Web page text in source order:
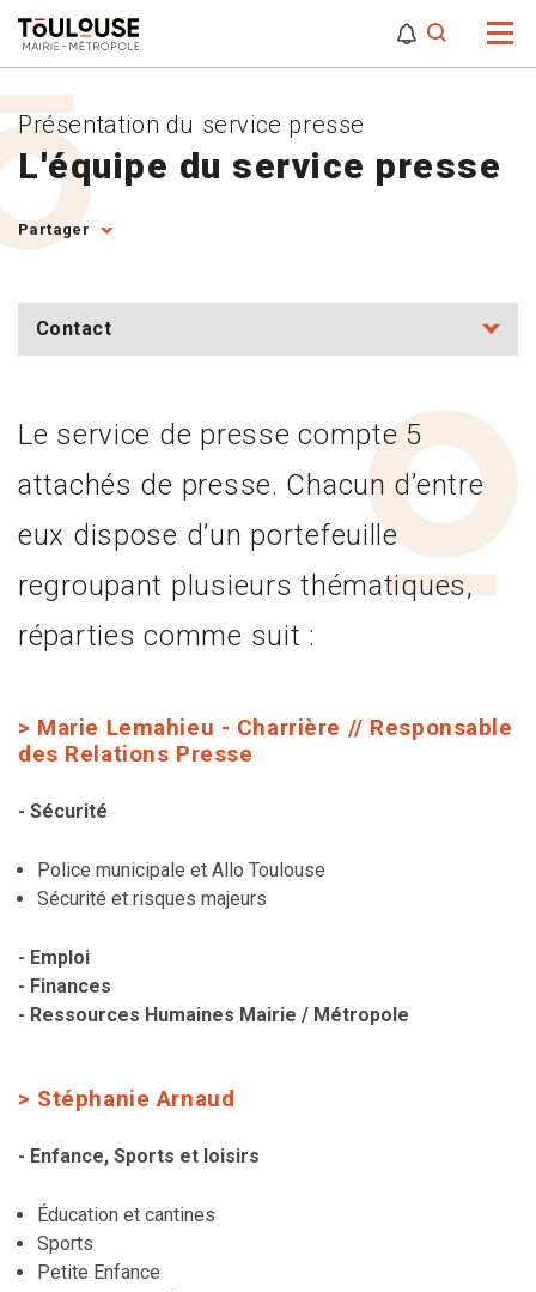
L'équipe du service presse
Présentation du service presse
Partager
Contact
Le service de presse compte 5
attachés de presse. Chacun d’entre
eux dispose d’un portefeuille
regroupant plusieurs thématiques,
réparties comme suit :
> Marie Lemahieu - Charrière // Responsable
des Relations Presse
- Sécurité
Police municipale et Allo Toulouse
Sécurité et risques majeurs
- Emploi
- Finances
- Ressources Humaines Mairie / Métropole
> Stéphanie Arnaud
- Enfance, Sports et loisirs
Éducation et cantines
Sports
Petite Enfance